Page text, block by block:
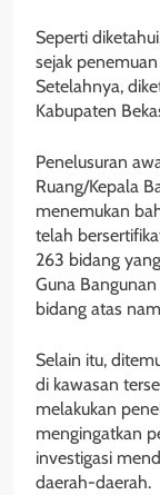
Seperti
sejak
Setelahnya,
Kabupaten
Penelusuran
Ruang/Kepala
menemukan
telah
263 bidang
Guna
bidang atas
Selain itu,
di kawasan
melakukan
mengingatkan
investigasi
daerah-daerah.